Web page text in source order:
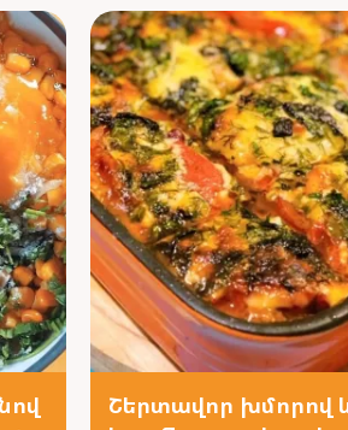
Շերտավոր խմորով